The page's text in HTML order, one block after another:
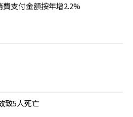
支付金額按年增2.2%
致5人死亡